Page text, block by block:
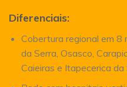
Diferenciais:
Cobertura regional em 8
da Serra, Osasco,
Caieiras e Itapecerica da